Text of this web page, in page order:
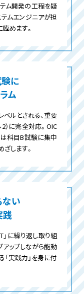
ム開発の工程を疑
ムエンジニアが担
めます。
に
ム
ベルとされる、重要
）に完全対応。OIC
科目B試験に集中
します。
ない
践
」に繰り返し取り組
アップしながら能動
実践力」を身に付